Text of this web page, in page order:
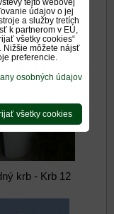
krb - Krb 12
údajov o jej
a služby tretích
k partnerom v EÚ,
všetky cookies“
Nižšie môžete nájsť
preferencie.
osobných údajov
všetky cookies